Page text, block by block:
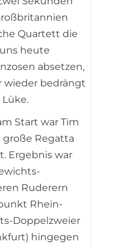
Quartett die
heute
absetzen,
wieder bedrängt
Lüke.
Start war Tim
große Regatta
Ergebnis war
Ruderern
Rhein-
Doppelzweier
hingegen